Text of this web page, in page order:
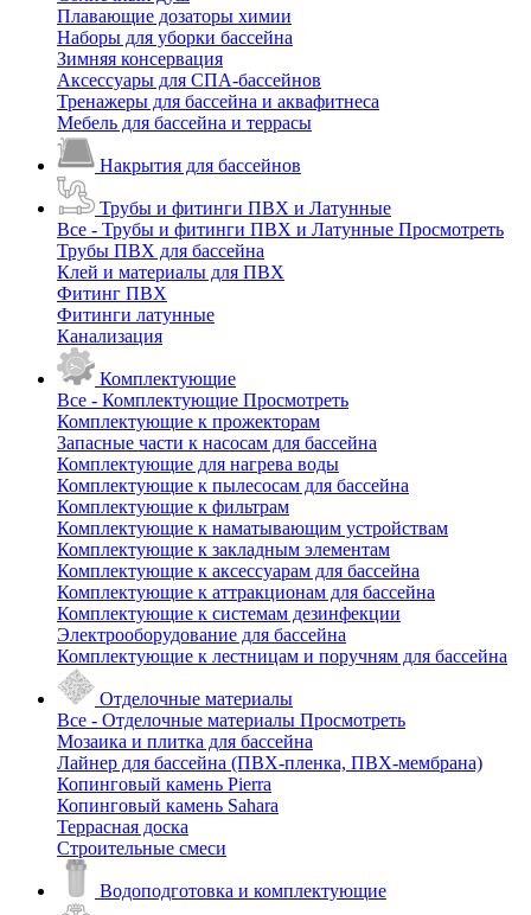
Плавающие дозаторы химии
Наборы для уборки бассейна
Зимняя консервация
Аксессуары для СПА-бассейнов
Тренажеры для бассейна и аквафитнеса
Мебель для бассейна и террасы
Накрытия для бассейнов
Трубы и фитинги ПВХ и Латунные
Все - Трубы и фитинги ПВХ и Латунные Просмотреть
Трубы ПВХ для бассейна
Клей и материалы для ПВХ
Фитинг ПВХ
Фитинги латунные
Канализация
Комплектующие
Все - Комплектующие Просмотреть
Комплектующие к прожекторам
Запасные части к насосам для бассейна
Комплектующие для нагрева воды
Комплектующие к пылесосам для бассейна
Комплектующие к фильтрам
Комплектующие к наматывающим устройствам
Комплектующие к закладным элементам
Комплектующие к аксессуарам для бассейна
Комплектующие к аттракционам для бассейна
Комплектующие к системам дезинфекции
Электрооборудование для бассейна
Комплектующие к лестницам и поручням для бассейна
Отделочные материалы
Все - Отделочные материалы Просмотреть
Мозаика и плитка для бассейна
Лайнер для бассейна (ПВХ-пленка, ПВХ-мембрана)
Копинговый камень Pierra
Копинговый камень Sahara
Террасная доска
Строительные смеси
Водоподготовка и комплектующие